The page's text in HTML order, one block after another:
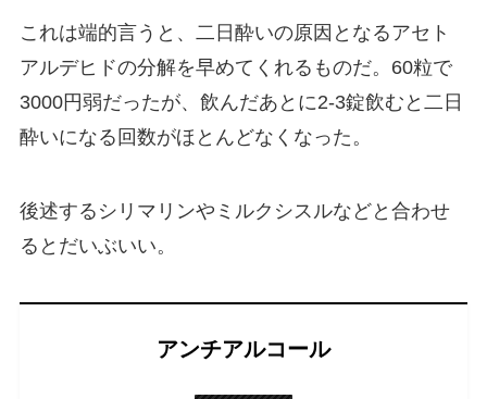
これは端的言うと、二日酔いの原因となるアセト
アルデヒドの分解を早めてくれるものだ。60粒で
3000円弱だったが、飲んだあとに2-3錠飲むと二日
酔いになる回数がほとんどなくなった。
後述するシリマリンやミルクシスルなどと合わせ
るとだいぶいい。
アンチアルコール